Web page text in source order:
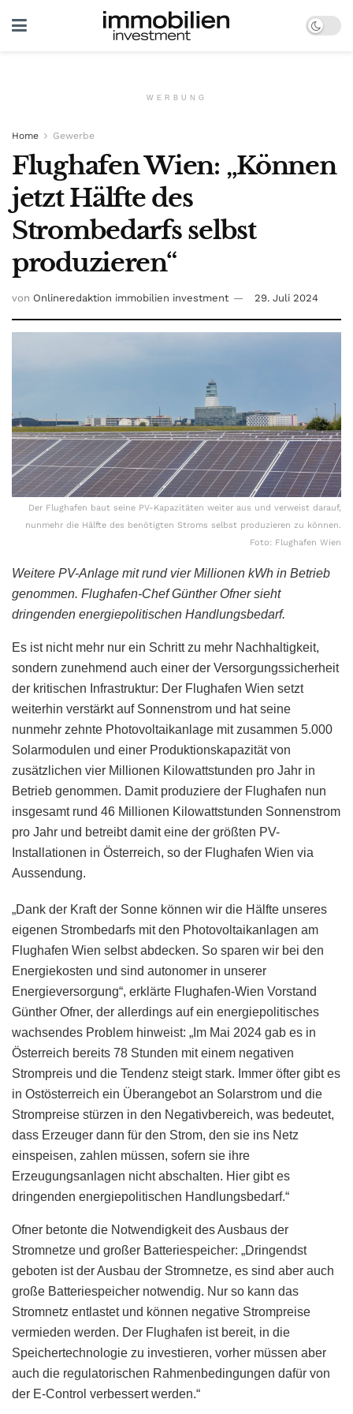
WERBUNG
Home Gewerbe
Flughafen Wien: „Können
jetzt Hälfte des
Strombedarfs selbst
produzieren“
von Onlineredaktion immobilien investment 29. Juli 2024
Der Flughafen baut seine PV-Kapazitäten weiter aus und verweist darauf,
nunmehr die Hälfte des benötigten Stroms selbst produzieren zu können.
Foto: Flughafen Wien
Weitere PV-Anlage mit rund vier Millionen kWh in Betrieb
genommen. Flughafen-Chef Günther Ofner sieht
dringenden energiepolitischen Handlungsbedarf.
Es ist nicht mehr nur ein Schritt zu mehr Nachhaltigkeit,
sondern zunehmend auch einer der Versorgungssicherheit
der kritischen Infrastruktur: Der Flughafen Wien setzt
weiterhin verstärkt auf Sonnenstrom und hat seine
nunmehr zehnte Photovoltaikanlage mit zusammen 5.000
Solarmodulen und einer Produktionskapazität von
zusätzlichen vier Millionen Kilowattstunden pro Jahr in
Betrieb genommen. Damit produziere der Flughafen nun
insgesamt rund 46 Millionen Kilowattstunden Sonnenstrom
pro Jahr und betreibt damit eine der größten PV-
Installationen in Österreich, so der Flughafen Wien via
Aussendung.
„Dank der Kraft der Sonne können wir die Hälfte unseres
eigenen Strombedarfs mit den Photovoltaikanlagen am
Flughafen Wien selbst abdecken. So sparen wir bei den
Energiekosten und sind autonomer in unserer
Energieversorgung“, erklärte Flughafen-Wien Vorstand
Günther Ofner, der allerdings auf ein energiepolitisches
wachsendes Problem hinweist: „Im Mai 2024 gab es in
Österreich bereits 78 Stunden mit einem negativen
Strompreis und die Tendenz steigt stark. Immer öfter gibt es
in Ostösterreich ein Überangebot an Solarstrom und die
Strompreise stürzen in den Negativbereich, was bedeutet,
dass Erzeuger dann für den Strom, den sie ins Netz
einspeisen, zahlen müssen, sofern sie ihre
Erzeugungsanlagen nicht abschalten. Hier gibt es
dringenden energiepolitischen Handlungsbedarf.“
Ofner betonte die Notwendigkeit des Ausbaus der
Stromnetze und großer Batteriespeicher: „Dringendst
geboten ist der Ausbau der Stromnetze, es sind aber auch
große Batteriespeicher notwendig. Nur so kann das
Stromnetz entlastet und können negative Strompreise
vermieden werden. Der Flughafen ist bereit, in die
Speichertechnologie zu investieren, vorher müssen aber
auch die regulatorischen Rahmenbedingungen dafür von
der E-Control verbessert werden.“